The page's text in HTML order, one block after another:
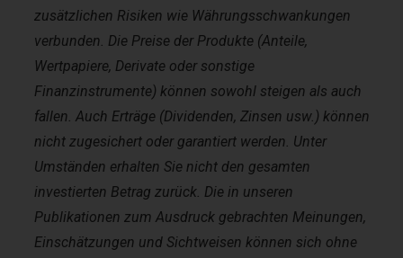
zusätzlichen Risiken wie Währungsschwankungen
verbunden. Die Preise der Produkte (Anteile,
Wertpapiere, Derivate oder sonstige
Finanzinstrumente) können sowohl steigen als auch
fallen. Auch Erträge (Dividenden, Zinsen usw.) können
nicht zugesichert oder garantiert werden. Unter
Umständen erhalten Sie nicht den gesamten
investierten Betrag zurück. Die in unseren
Publikationen zum Ausdruck gebrachten Meinungen,
Einschätzungen und Sichtweisen können sich ohne